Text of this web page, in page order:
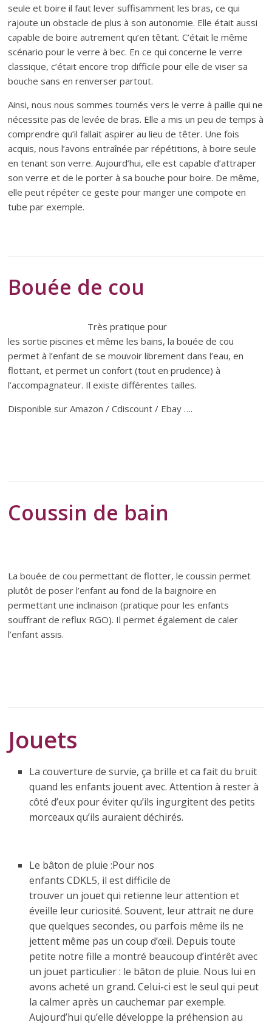
seule et boire il faut lever suffisamment les bras, ce qui
rajoute un obstacle de plus à son autonomie. Elle était aussi
capable de boire autrement qu’en têtant. C’était le même
scénario pour le verre à bec. En ce qui concerne le verre
classique, c’était encore trop difficile pour elle de viser sa
bouche sans en renverser partout.
Ainsi, nous nous sommes tournés vers le verre à paille qui ne
nécessite pas de levée de bras. Elle a mis un peu de temps à
comprendre qu’il fallait aspirer au lieu de têter. Une fois
acquis, nous l’avons entraînée par répétitions, à boire seule
en tenant son verre. Aujourd’hui, elle est capable d’attraper
son verre et de le porter à sa bouche pour boire. De même,
elle peut répéter ce geste pour manger une compote en
tube par exemple.
Bouée de cou
Très pratique pour
les sortie piscines et même les bains, la bouée de cou
permet à l’enfant de se mouvoir librement dans l’eau, en
flottant, et permet un confort (tout en prudence) à
l’accompagnateur. Il existe différentes tailles.
Disponible sur Amazon / Cdiscount / Ebay ….
Coussin de bain
La bouée de cou permettant de flotter, le coussin permet
plutôt de poser l’enfant au fond de la baignoire en
permettant une inclinaison (pratique pour les enfants
souffrant de reflux RGO). Il permet également de caler
l’enfant assis.
Jouets
La couverture de survie, ça brille et ca fait du bruit
quand les enfants jouent avec. Attention à rester à
côté d’eux pour éviter qu’ils ingurgitent des petits
morceaux qu’ils auraient déchirés.
Le bâton de pluie :Pour nos
enfants CDKL5, il est difficile de
trouver un jouet qui retienne leur attention et
éveille leur curiosité. Souvent, leur attrait ne dure
que quelques secondes, ou parfois même ils ne
jettent même pas un coup d’œil. Depuis toute
petite notre fille a montré beaucoup d’intérêt avec
un jouet particulier : le bâton de pluie. Nous lui en
avons acheté un grand. Celui-ci est le seul qui peut
la calmer après un cauchemar par exemple.
Aujourd’hui qu’elle développe la préhension au